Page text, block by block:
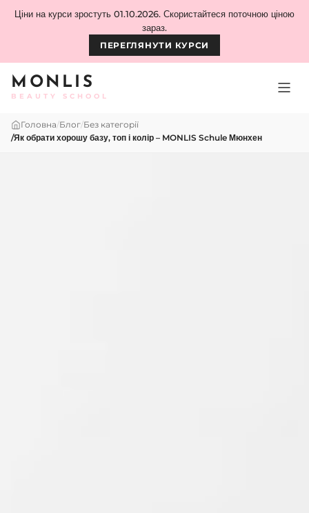
Skip to content
MONLIS
BEAUTY SCHOOL
Ціни на курси зростуть 01.10.2026. Скористайтеся поточною ціною
зараз.
ПЕРЕГЛЯНУТИ КУРСИ
Головна/Блог/Без категорії
/Як обрати хорошу базу, топ і колір – MONLIS Schule Мюнхен